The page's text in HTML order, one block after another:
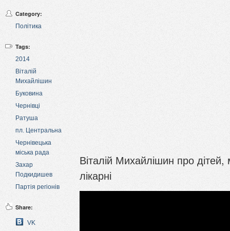
Category:
Політика
Tags:
2014
Віталій
Михайлішин
Буковина
Чернівці
Ратуша
пл. Центральна
Чернівецька
міська рада
Захар
Подкидишев
Партія регіонів
Share:
VK
Віталій Михайлішин про
лікарні